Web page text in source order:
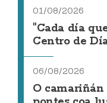
01/08/2026
"Cada día
Centro de
06/08/2026
O